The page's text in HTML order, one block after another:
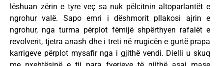
lëshuan zërin e tyre veç sa nuk pëlcitnin altoparlantët e
ngrohur valë. Sapo emri i dëshmorit pllakosi ajrin e
ngrohur, nga turma përplot fëmijë shpërthyen rafalët e
revolverit, tjetra anash dhe i treti në rrugicën e gurtë prapa
karrigeve përplot mysafir nga i gjithë vendi. Dielli u skuq